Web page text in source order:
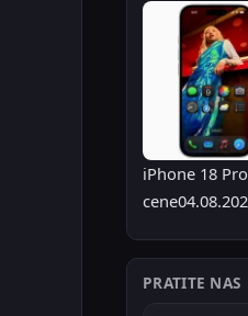
iPhone 18
cene
PRATITE NAS